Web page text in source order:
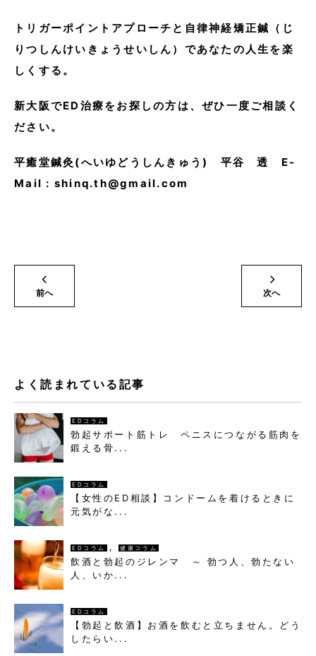
トリガーポイントアプローチと自律神経矯正鍼（じ
りつしんけいきょうせいしん）であなたの人生を楽
しくする。
新大阪でED治療をお探しの方は、ぜひ一度ご相談く
ださい。
平癒堂鍼灸(へいゆどうしんきゅう) 平谷 透 E-
Mail : shinq.th@gmail.com
前へ 次へ
よく読まれている記事
EDコラム
勃起サポート筋トレ ペニスにつながる筋肉を
鍛える骨...
EDコラム
【女性のED相談】コンドームを着けるときに
元気がな...
EDコラム , 健康コラム
飲酒と勃起のジレンマ ～ 勃つ人、勃たない
人、いか...
EDコラム
【勃起と飲酒】お酒を飲むと立ちません。どう
したらい...